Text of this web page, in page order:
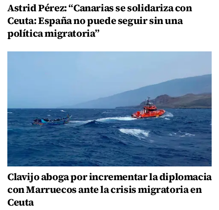
Astrid Pérez: “Canarias se solidariza con
Ceuta: España no puede seguir sin una
política migratoria”
Clavijo aboga por incrementar la diplomacia
con Marruecos ante la crisis migratoria en
Ceuta